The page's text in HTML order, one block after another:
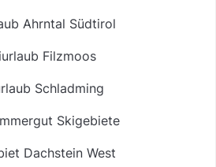
Ahrntal Südtirol
Filzmoos
Schladming
Skigebiete
Dachstein West